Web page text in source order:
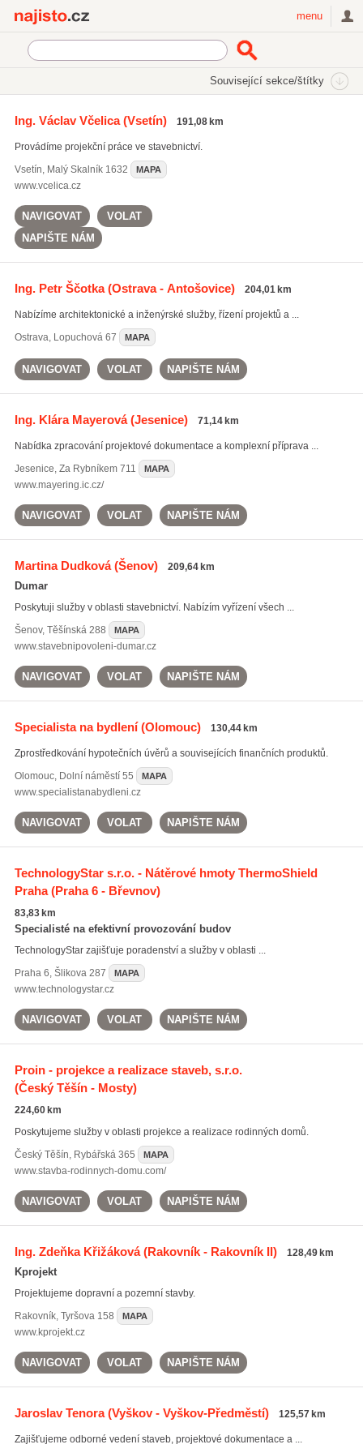
menu
Související sekce/štítky
zpracování projektové dokumentace(2418)
projekty rodinných domů(2039)
Ing. Václav Včelica(Vsetín) 191,08 km
Provádíme projekční práce ve stavebnictví.
Vsetín, Malý Skalník 1632 MAPA
www.vcelica.cz
NAVIGOVAT
VOLAT
NAPIŠTE NÁM
Ing. Petr Ščotka(Ostrava - Antošovice) 204,01 km
Nabízíme architektonické a inženýrské služby, řízení projektů a ...
Ostrava, Lopuchová 67 MAPA
NAVIGOVAT VOLAT NAPIŠTE NÁM
Ing. Klára Mayerová(Jesenice) 71,14 km
Nabídka zpracování projektové dokumentace a komplexní příprava ...
Jesenice, Za Rybníkem 711 MAPA
www.mayering.ic.cz/
NAVIGOVAT VOLAT NAPIŠTE NÁM
Martina Dudková(Šenov) 209,64 km
Dumar
Poskytuji služby v oblasti stavebnictví. Nabízím vyřízení všech ...
Šenov, Těšínská 288 MAPA
www.stavebnipovoleni-dumar.cz
NAVIGOVAT VOLAT NAPIŠTE NÁM
Specialista na bydlení(Olomouc) 130,44 km
Zprostředkování hypotečních úvěrů a souvisejících finančních produktů.
Olomouc, Dolní náměstí 55 MAPA
www.specialistanabydleni.cz
NAVIGOVAT VOLAT NAPIŠTE NÁM
TechnologyStar s.r.o. - Nátěrové hmoty ThermoShield
Praha(Praha 6 - Břevnov)
83,83 km
Specialisté na efektivní provozování budov
TechnologyStar zajišťuje poradenství a služby v oblasti ...
Praha 6, Šlikova 287 MAPA
www.technologystar.cz
NAVIGOVAT VOLAT NAPIŠTE NÁM
Proin - projekce a realizace staveb, s.r.o.
(Český Těšín - Mosty)
224,60 km
Poskytujeme služby v oblasti projekce a realizace rodinných domů.
Český Těšín, Rybářská 365 MAPA
www.stavba-rodinnych-domu.com/
NAVIGOVAT VOLAT NAPIŠTE NÁM
Ing. Zdeňka Křižáková(Rakovník - Rakovník II) 128,49 km
Kprojekt
Projektujeme dopravní a pozemní stavby.
Rakovník, Tyršova 158 MAPA
www.kprojekt.cz
NAVIGOVAT VOLAT NAPIŠTE NÁM
Jaroslav Tenora(Vyškov - Vyškov-Předměstí) 125,57 km
Zajišťujeme odborné vedení staveb, projektové dokumentace a ...